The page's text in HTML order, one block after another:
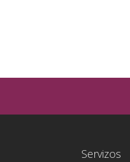
Servizos